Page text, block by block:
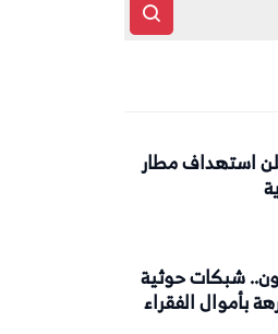
استهداف مطار
شبكات حوثية
بأموال الفقراء